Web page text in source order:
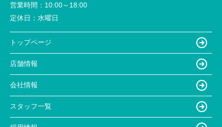
営業時間： 10:00～18:00
定休日： 水曜日
トップページ
店舗情報
会社情報
スタッフ一覧